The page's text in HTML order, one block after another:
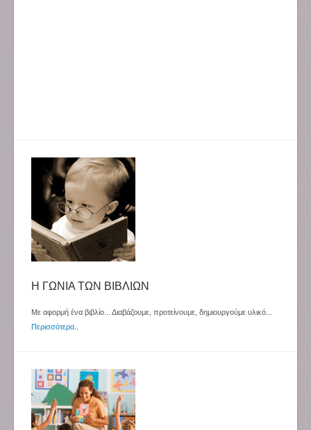
Η ΓΩΝΙΑ ΤΩΝ ΒΙΒΛΙΩΝ
Με αφορμή ένα βιβλίο... Διαβάζουμε, προτείνουμε, δημιουργούμε υλικό...
Περισσότερα